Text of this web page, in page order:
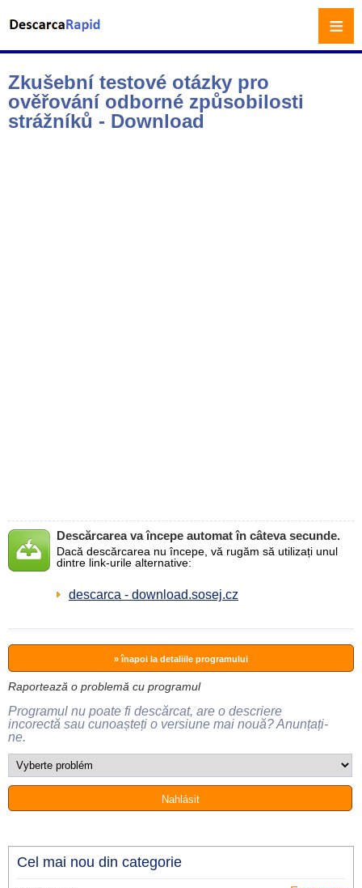
Zkušební testové otázky pro
ověřování odborné způsobilosti
strážníků - Download
Descărcarea va începe automat în câteva secunde.
Dacă descărcarea nu începe, vă rugăm să utilizați unul
dintre link-urile alternative:
descarca - download.sosej.cz
» înapoi la detaliile programului
Raportează o problemă cu programul
Programul nu poate fi descărcat, are o descriere
incorectă sau cunoașteți o versiune mai nouă? Anunțați-
ne.
Cel mai nou din categorie
≡